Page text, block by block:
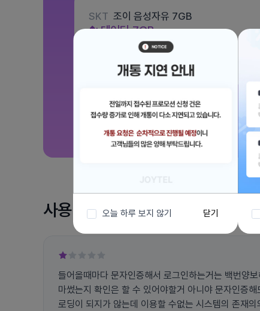
SKT 조이 음성자유 7GB
데이터7GB
문자 100건
월 3,300원
사용 후기
들어올때마다 문자인증해서 로그인하는거는 백번양
마썼는지 확인은 할 수 있어야할거 아니야 문자인증
로딩이 되지가 않는데 이용할 수없는 시스템의 존재
오늘 하루 보지 않기 닫기